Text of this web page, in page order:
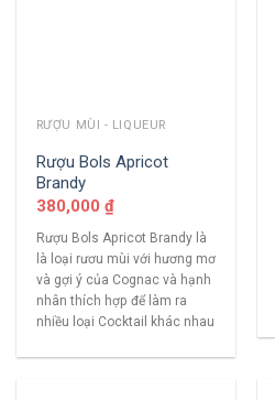
RƯỢU MÙI - LIQUEUR
Rượu Bols Apricot
Brandy
380,000 ₫
Rượu Bols Apricot Brandy là
là loại rươu mùi với hương mơ
và gợi ý của Cognac và hạnh
nhân thích hợp để làm ra
nhiều loại Cocktail khác nhau